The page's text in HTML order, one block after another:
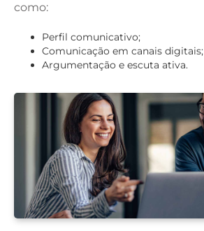
como:
Perfil comunicativo;
Comunicação em canais digitais;
Argumentação e escuta ativa.